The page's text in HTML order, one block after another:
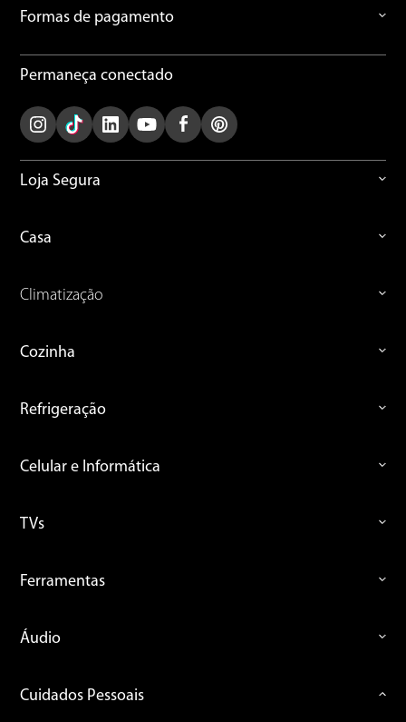
Formas de pagamento
Permaneça conectado
Loja Segura
Casa
Climatização
Cozinha
Refrigeração
Celular e Informática
TVs
Ferramentas
Áudio
Cuidados Pessoais